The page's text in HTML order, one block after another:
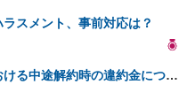
スメント、事前対応は？
芸能事務所との専属契約における中途解約時の違約金について相談したいです